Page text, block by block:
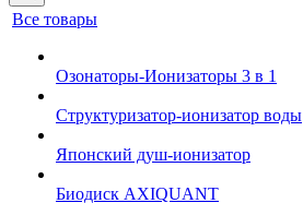
Все товары
Озонаторы-Ионизаторы 3 в 1
Структуризатор-ионизатор воды
Японский душ-ионизатор
Биодиск AXIQUANT